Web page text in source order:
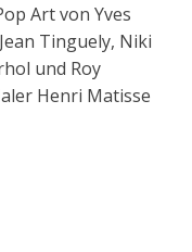
Art von Yves
Tinguely, Niki
und Roy
Henri Matisse